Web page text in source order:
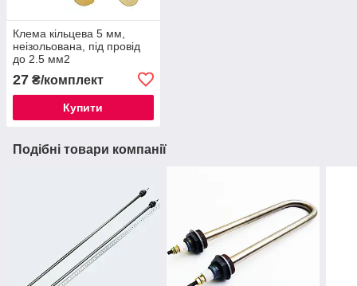
Клемa кільцева 5 мм,
неізольована, під провід
до 2.5 мм2
27 ₴/комплект
Купити
Подібні товари компанії